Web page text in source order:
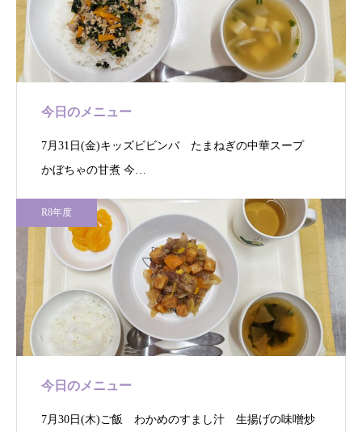
今日のメニュー
7月31日(金)キッズビビンバ たまねぎの中華スープ
かぼちゃの甘煮 今…
R8年度
今日のメニュー
7月30日(木)ご飯 わかめのすまし汁 生揚げの味噌炒